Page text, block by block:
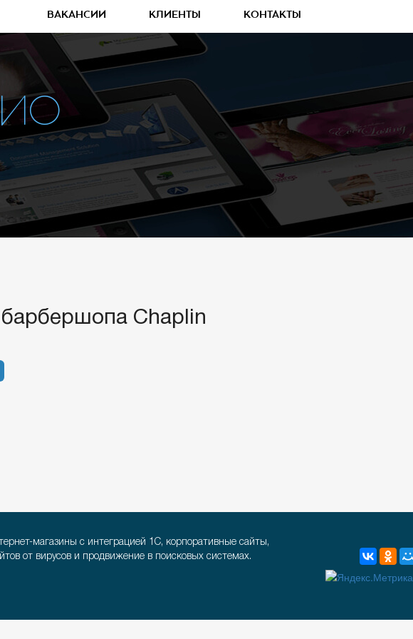
ВАКАНСИИ КЛИЕНТЫ КОНТАКТЫ
Chaplin
магазины с интеграцией 1С, корпоративные сайты,
от вирусов и продвижение в поисковых системах.